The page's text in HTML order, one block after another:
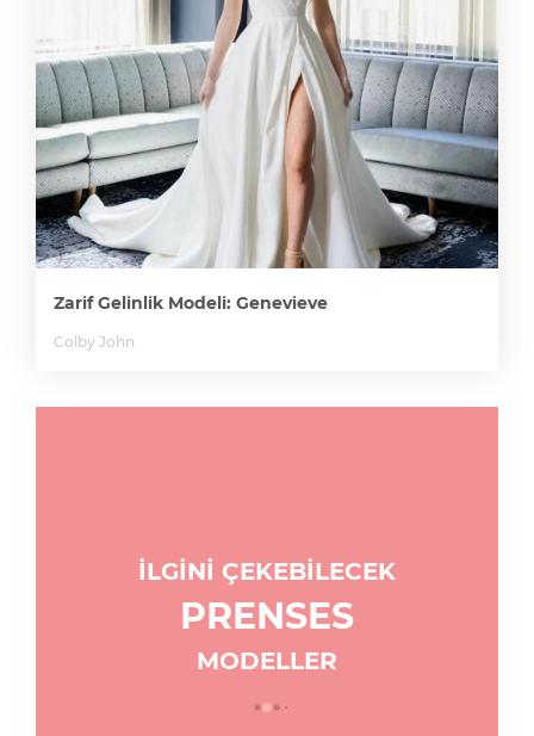
Zarif Gelinlik Modeli: Genevieve
Colby John
İLGİNİ ÇEKEBİLECEK
PRENSES
MODELLER